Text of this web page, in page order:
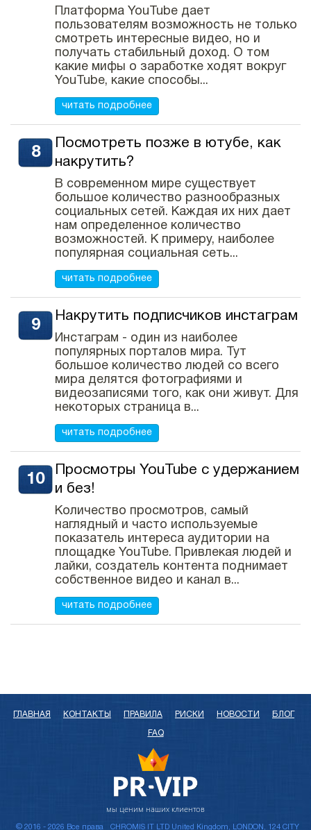
Платформа YouTube дает
пользователям возможность не только
смотреть интересные видео, но и
получать стабильный доход. О том
какие мифы о заработке ходят вокруг
YouTube, какие способы...
читать подробнее
Посмотреть позже в ютубе, как
накрутить?
В современном мире существует
большое количество разнообразных
социальных сетей. Каждая их них дает
нам определенное количество
возможностей. К примеру, наиболее
популярная социальная сеть...
читать подробнее
Накрутить подписчиков инстаграм
Инстаграм - один из наиболее
популярных порталов мира. Тут
большое количество людей со всего
мира делятся фотографиями и
видеозаписями того, как они живут. Для
некоторых страница в...
читать подробнее
Просмотры YouTube с удержанием
и без!
Количество просмотров, самый
наглядный и часто используемые
показатель интереса аудитории на
площадке YouTube. Привлекая людей и
лайки, создатель контента поднимает
собственное видео и канал в...
читать подробнее
ГЛАВНАЯ КОНТАКТЫ ПРАВИЛА РИСКИ НОВОСТИ БЛОГ
FAQ
мы ценим наших клиентов
© 2016 - 2026 Все права CHROMIS IT LTD United Kingdom, LONDON, 124 CITY